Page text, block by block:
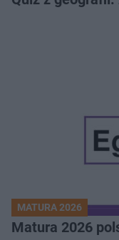
MATURA 2026
Matura 2026